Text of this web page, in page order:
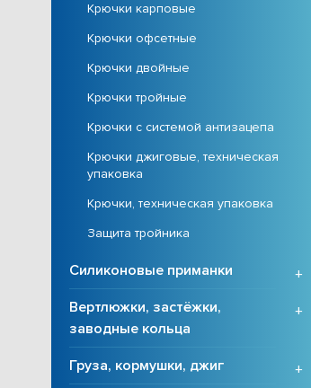
Крючки карповые
Крючки офсетные
Крючки двойные
Крючки тройные
Крючки с системой антизацепа
Крючки джиговые, техническая
упаковка
Крючки, техническая упаковка
Защита тройника
Силиконовые приманки
+
Вертлюжки, застёжки,
заводные кольца
+
Груза, кормушки, джиг
+